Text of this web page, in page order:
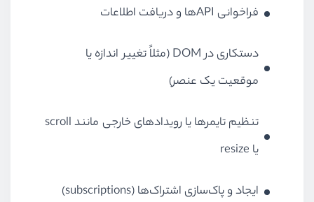
فراخوانی APIها و دریافت اطلاعات
دستکاری در DOM (مثلاً تغییر اندازه یا
موقعیت یک عنصر)
تنظیم تایمرها یا رویدادهای خارجی مانند scroll
یا resize
ایجاد و پاک‌سازی اشتراک‌ها (subscriptions)